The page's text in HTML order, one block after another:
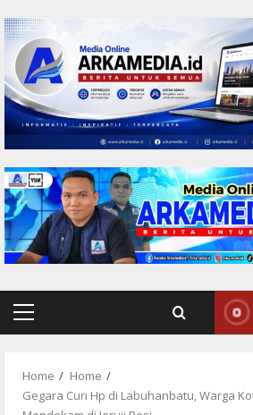
to
content
Primary
Home
Home
Gegara Curi Hp di Labuhanbatu, Warga